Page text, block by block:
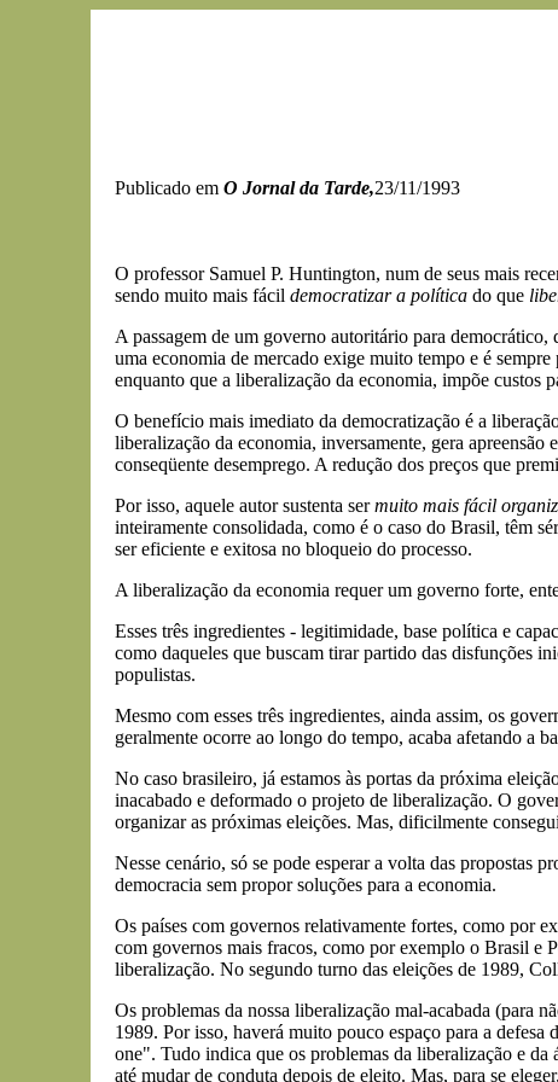
Publicado em O Jornal da Tarde,23/11/1993
O professor Samuel P. Huntington, num de seus mais
sendo muito mais fácil democratizar a políticado que
A passagem de um governo autoritário para democrático,
uma economia de mercado exige muito tempo e é
enquanto que a liberalização da economia, impõe custos
O benefício mais imediato da democratização é a
liberalização da economia, inversamente, gera
conseqüente desemprego. A redução dos preços que
Por isso, aquele autor sustenta sermuito mais fácil
inteiramente consolidada, como é o caso do Brasil, têm
ser eficiente e exitosa no bloqueio do processo.
A liberalização da economia requer um governo forte,
Esses três ingredientes - legitimidade, base política e
como daqueles que buscam tirar partido das disfunções
populistas.
Mesmo com esses três ingredientes, ainda assim, os
geralmente ocorre ao longo do tempo, acaba afetando a
No caso brasileiro, já estamos às portas da próxima
inacabado e deformado o projeto de liberalização. O
organizar as próximas eleições. Mas, dificilmente
Nesse cenário, só se pode esperar a volta das propostas
democracia sem propor soluções para a economia.
Os países com governos relativamente fortes, como por
com governos mais fracos, como por exemplo o Brasil e
liberalização. No segundo turno das eleições de 1989,
Os problemas da nossa liberalização mal-acabada (para
1989. Por isso, haverá muito pouco espaço para a
one". Tudo indica que os problemas da liberalização e
até mudar de conduta depois de eleito. Mas, para se